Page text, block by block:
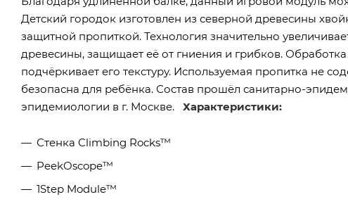
Детский городок изготовлен из северной древесины
защитной пропиткой. Технология значительно
древесины, защищает её от гниения и грибков.
подчёркивает его текстуру. Используемая пропитка не
безопасна для ребёнка. Состав прошёл санитарно-
эпидемиологии в г. Москве. Характеристики:
Стенка Climbing Rocks™
PeekOscope™
1Step Module™